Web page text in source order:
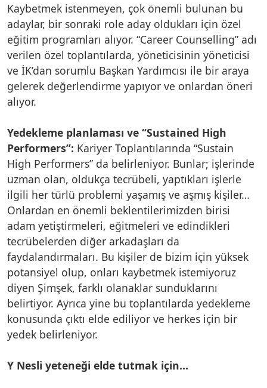
Kaybetmek istenmeyen, çok önemli bulunan bu
adaylar, bir sonraki role aday oldukları için özel
eğitim programları alıyor. “Career Counselling” adı
verilen özel toplantılarda, yöneticisinin yöneticisi
ve İK’dan sorumlu Başkan Yardımcısı ile bir araya
gelerek değerlendirme yapıyor ve onlardan öneri
alıyor.
Yedekleme planlaması ve “Sustained High
Performers”: Kariyer Toplantılarında “Sustain
High Performers” da belirleniyor. Bunlar; işlerinde
uzman olan, oldukça tecrübeli, yaptıkları işlerle
ilgili her türlü problemi yaşamış ve aşmış kişiler…
Onlardan en önemli beklentilerimizden birisi
adam yetiştirmeleri, eğitmeleri ve edindikleri
tecrübelerden diğer arkadaşları da
faydalandırmaları. Bu kişiler de bizim için yüksek
potansiyel olup, onları kaybetmek istemiyoruz
diyen Şimşek, farklı olanaklar sunduklarını
belirtiyor. Ayrıca yine bu toplantılarda yedekleme
konusunda çıktı elde ediliyor ve herkes için bir
yedek belirleniyor.
Y Nesli yeteneği elde tutmak için…